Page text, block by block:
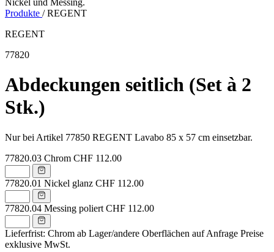
Produkte / REGENT
REGENT
77820
Abdeckungen seitlich (Set à 2
Stk.)
Nur bei Artikel 77850 REGENT Lavabo 85 x 57 cm einsetzbar.
77820.03 Chrom CHF 112.00
77820.01 Nickel glanz CHF 112.00
77820.04 Messing poliert CHF 112.00
Lieferfrist: Chrom ab Lager/andere Oberflächen auf Anfrage Preise
exklusive MwSt.